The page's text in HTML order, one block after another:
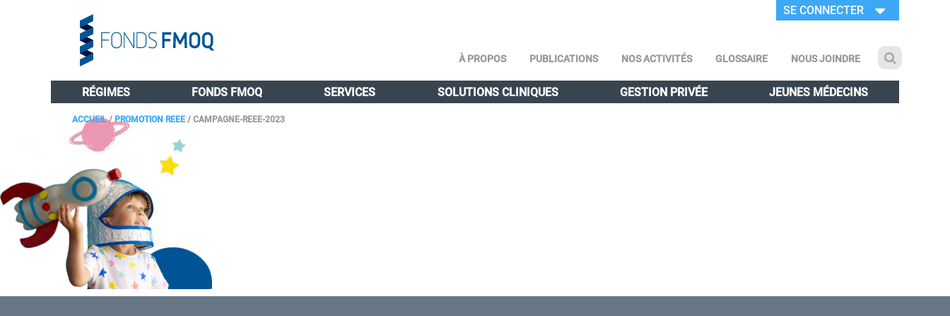
SE CONNECTER
À PROPOS PUBLICATIONS NOS ACTIVITÉS GLOSSAIRE NOUS JOINDRE
RÉGIMES FONDS FMOQ SERVICES SOLUTIONS CLINIQUES GESTION PRIVÉE JEUNES MÉDECINS
ACCUEIL/PROMOTION REEE/CAMPAGNE-REEE-2023